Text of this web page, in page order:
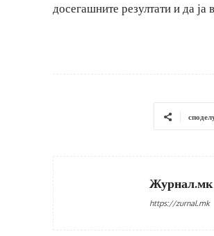
досегашните резултати и да
Журнал.мк
https://zurnal.mk